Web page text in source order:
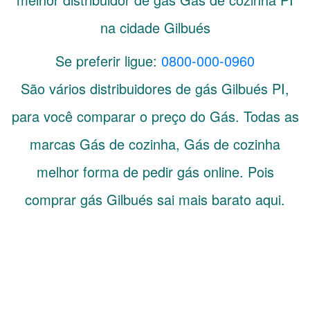
na cidade Gilbués
Se preferir ligue: 0800-000-0960
São vários distribuidores de gás Gilbués PI,
para você comparar o preço do Gás. Todas as
marcas Gás de cozinha, Gás de cozinha
melhor forma de pedir gás online. Pois
comprar gás Gilbués sai mais barato aqui.